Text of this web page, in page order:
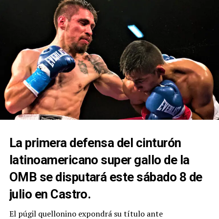
La primera defensa del cinturón
latinoamericano super gallo de la
OMB se disputará este sábado 8 de
julio en Castro.
El púgil quellonino expondrá su título ante